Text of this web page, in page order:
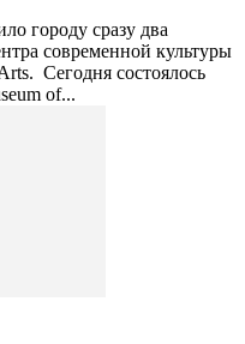
городу сразу два
современной культуры
Сегодня состоялось
of...